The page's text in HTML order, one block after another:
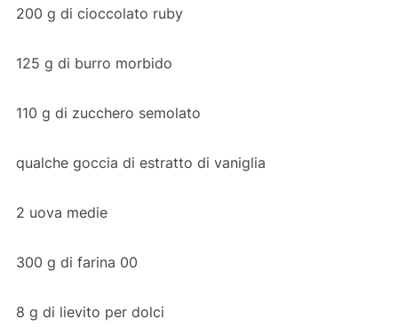
200 g di cioccolato ruby
125 g di burro morbido
110 g di zucchero semolato
qualche goccia di estratto di vaniglia
2 uova medie
300 g di farina 00
8 g di lievito per dolci